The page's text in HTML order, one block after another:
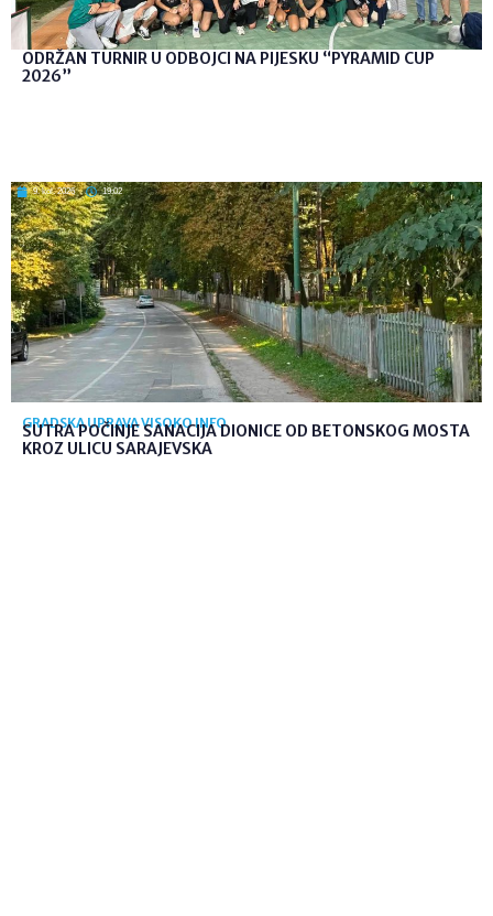
ODRŽAN TURNIR U ODBOJCI NA PIJESKU “PYRAMID CUP
2026”
9. kol. 2026 19:02
GRADSKA UPRAVA VISOKO INFO
SUTRA POČINJE SANACIJA DIONICE OD BETONSKOG MOSTA
KROZ ULICU SARAJEVSKA